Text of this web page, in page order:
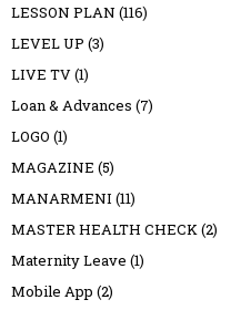
LESSON PLAN (116)
LEVEL UP (3)
LIVE TV(1)
Loan & Advances (7)
LOGO (1)
MAGAZINE (5)
MANARMENI (11)
MASTER HEALTH CHECK(2)
Maternity Leave (1)
Mobile App (2)